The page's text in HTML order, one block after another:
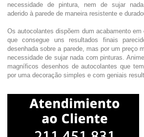
necessidade de pintura, nem de sujar
aderido à parede de maneira resistente e
Os autocolantes dispõem dum acabamento em
que consegue uns resultados finais
desenhada sobre a parede, mas por um preço
necessidade de sujar nada com pinturas.
magníficos desenhos de autocolantes que
por uma decoração simples e com geniais